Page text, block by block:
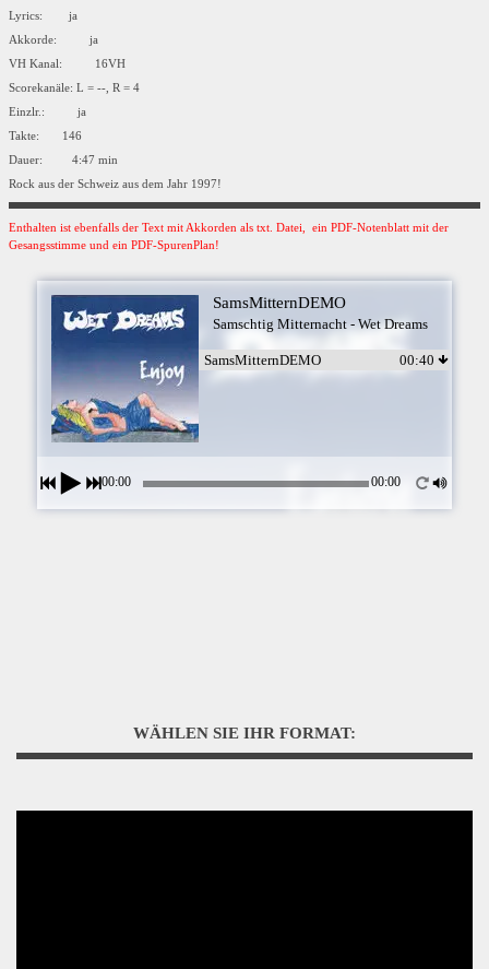
Lyrics: ja
Akkorde: ja
VH Kanal: 16VH
Scorekanäle: L = --, R = 4
Einzlr.: ja
Takte: 146
Dauer: 4:47 min
Rock aus der Schweiz aus dem Jahr 1997!
Enthalten ist ebenfalls der Text mit Akkorden als txt. Datei, ein PDF-Notenblatt mit der
Gesangsstimme und ein PDF-SpurenPlan!
SamsMitternDEMO
Samschtig Mitternacht - Wet Dreams
SamsMitternDEMO 00:40
00:00 00:00
WÄHLEN SIE IHR FORMAT: